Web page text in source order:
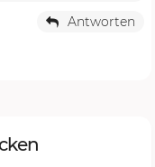
Antworten